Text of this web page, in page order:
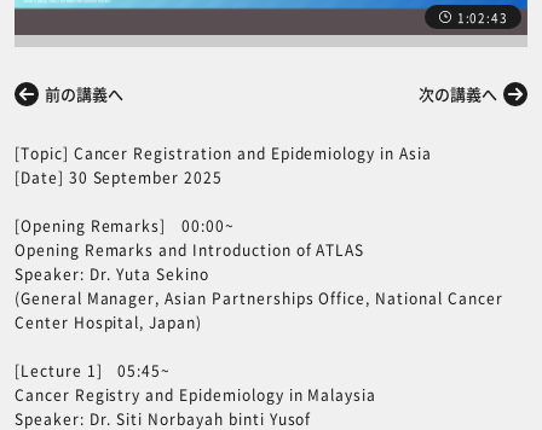
1:02:43
前の講義へ 次の講義へ
[Topic] Cancer Registration and Epidemiology in Asia
[Date] 30 September 2025
[Opening Remarks] 00:00~
Opening Remarks and Introduction of ATLAS
Speaker: Dr. Yuta Sekino
(General Manager, Asian Partnerships Office, National Cancer
Center Hospital, Japan)
[Lecture 1] 05:45~
Cancer Registry and Epidemiology in Malaysia
Speaker: Dr. Siti Norbayah binti Yusof